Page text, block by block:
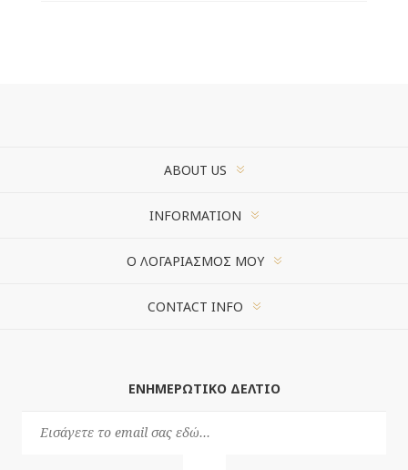
ABOUT US
INFORMATION
Ο ΛΟΓΑΡΙΑΣΜΌΣ ΜΟΥ
CONTACT INFO
ΕΝΗΜΕΡΩΤΙΚΌ ΔΕΛΤΊΟ